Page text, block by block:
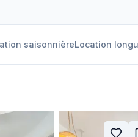
saisonnièreLocation